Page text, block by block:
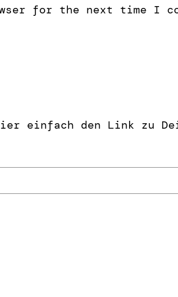
for the next time I
einfach den Link zu